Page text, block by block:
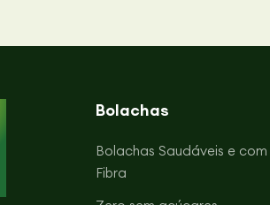
Bolachas
Bolachas Saudáveis e com
Fibra